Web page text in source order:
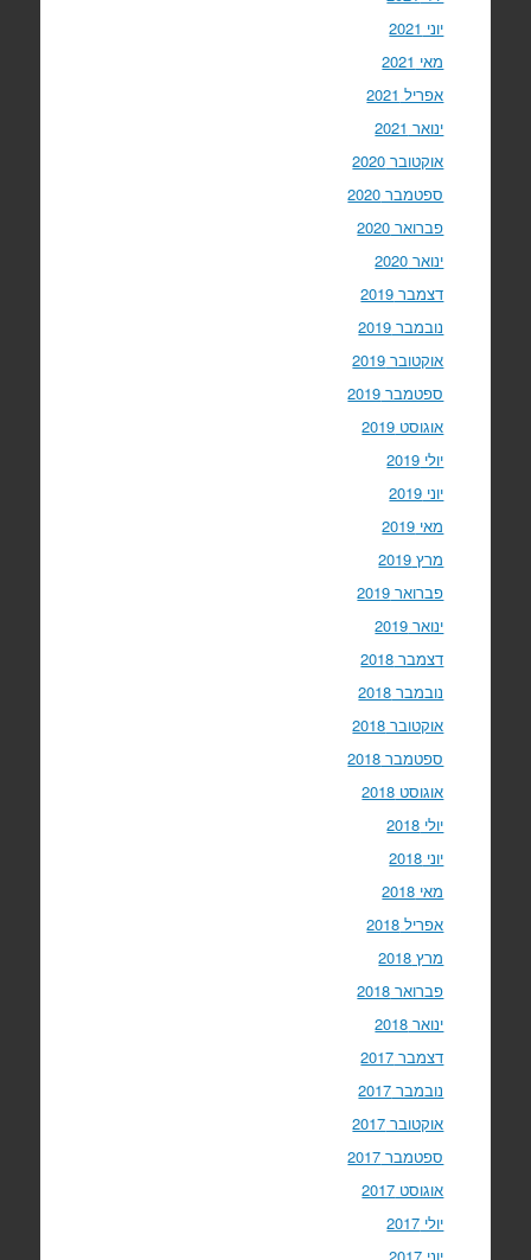
יוני 2021
מאי 2021
אפריל 2021
ינואר 2021
אוקטובר 2020
ספטמבר 2020
פברואר 2020
ינואר 2020
דצמבר 2019
נובמבר 2019
אוקטובר 2019
ספטמבר 2019
אוגוסט 2019
יולי 2019
יוני 2019
מאי 2019
מרץ 2019
פברואר 2019
ינואר 2019
דצמבר 2018
נובמבר 2018
אוקטובר 2018
ספטמבר 2018
אוגוסט 2018
יולי 2018
יוני 2018
מאי 2018
אפריל 2018
מרץ 2018
פברואר 2018
ינואר 2018
דצמבר 2017
נובמבר 2017
אוקטובר 2017
ספטמבר 2017
אוגוסט 2017
יולי 2017